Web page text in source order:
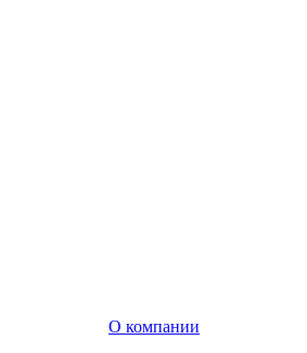
О компании